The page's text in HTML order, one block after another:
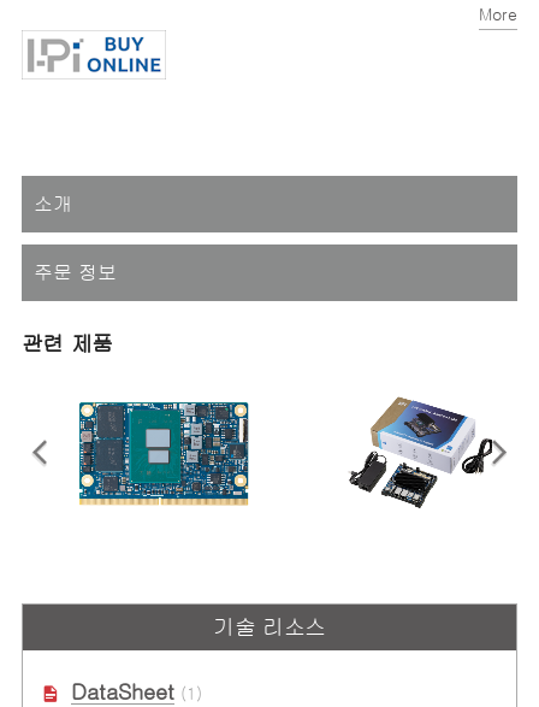
More
소개
주문 정보
관련 제품
x7000C 프로세서(코드명 Amston
Lake)를 탑재한 SMARC 숏 사이즈
세대 Atom® x7433RE 쿼드코어
SoC 기반
기술 리소스
DataSheet(1)